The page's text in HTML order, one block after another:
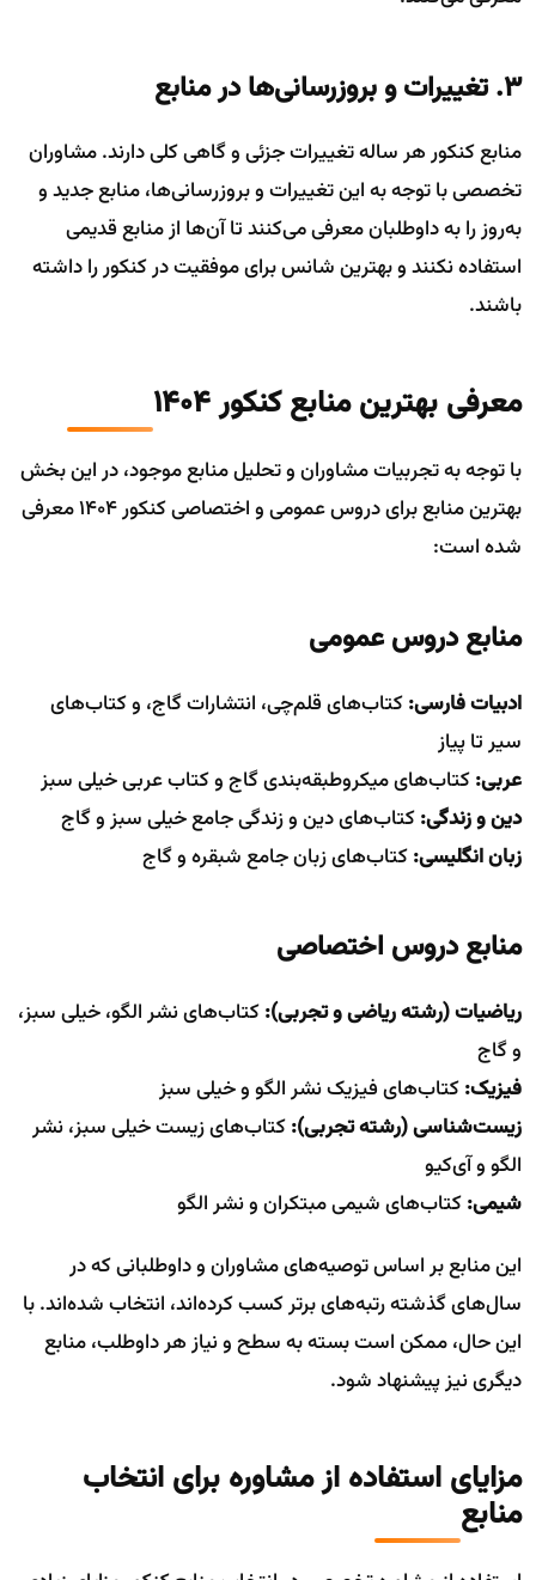
۳. تغییرات و بروزرسانی‌ها در منابع
منابع کنکور هر ساله تغییرات جزئی و گاهی کلی دارند. مشاوران
تخصصی با توجه به این تغییرات و بروزرسانی‌ها، منابع جدید و
به‌روز را به داوطلبان معرفی می‌کنند تا آن‌ها از منابع قدیمی
استفاده نکنند و بهترین شانس برای موفقیت در کنکور را داشته
باشند.
معرفی بهترین منابع کنکور ۱۴۰۴
با توجه به تجربیات مشاوران و تحلیل منابع موجود، در این بخش
بهترین منابع برای دروس عمومی و اختصاصی کنکور ۱۴۰۴ معرفی
شده است:
منابع دروس عمومی
ادبیات فارسی:کتاب‌های قلم‌چی، انتشارات گاج، و کتاب‌های
سیر تا پیاز
عربی:کتاب‌های میکروطبقه‌بندی گاج و کتاب عربی خیلی سبز
دین و زندگی:کتاب‌های دین و زندگی جامع خیلی سبز و گاج
زبان انگلیسی:کتاب‌های زبان جامع شبقره و گاج
منابع دروس اختصاصی
ریاضیات (رشته ریاضی و تجربی):کتاب‌های نشر الگو، خیلی سبز،
و گاج
فیزیک:کتاب‌های فیزیک نشر الگو و خیلی سبز
زیست‌شناسی (رشته تجربی):کتاب‌های زیست خیلی سبز، نشر
الگو و آی‌کیو
شیمی:کتاب‌های شیمی مبتکران و نشر الگو
این منابع بر اساس توصیه‌های مشاوران و داوطلبانی که در
سال‌های گذشته رتبه‌های برتر کسب کرده‌اند، انتخاب شده‌اند. با
این حال، ممکن است بسته به سطح و نیاز هر داوطلب، منابع
دیگری نیز پیشنهاد شود.
مزایای استفاده از مشاوره برای انتخاب
منابع